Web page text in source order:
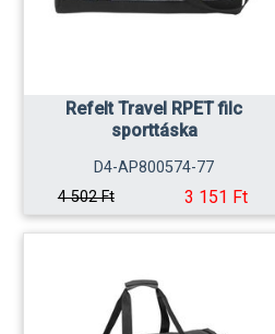
Refelt Travel RPET filc
sporttáska
D4-AP800574-77
4 502 Ft
3 151 Ft